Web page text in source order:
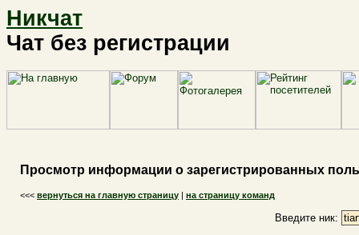
Никчат
Чат без регистрации
Просмотр информации о зарегистрированных
<<< вернуться на главную страницу | на страницу команд
Введите ник: